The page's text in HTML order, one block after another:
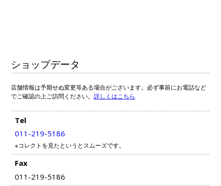
ショップデータ
店舗情報は予期せぬ変更等ある場合がございます。必ず事前にお電話など
でご確認の上ご訪問ください。詳しくはこちら
Tel
011-219-5186
※コレクトを見たというとスムーズです。
Fax
011-219-5186